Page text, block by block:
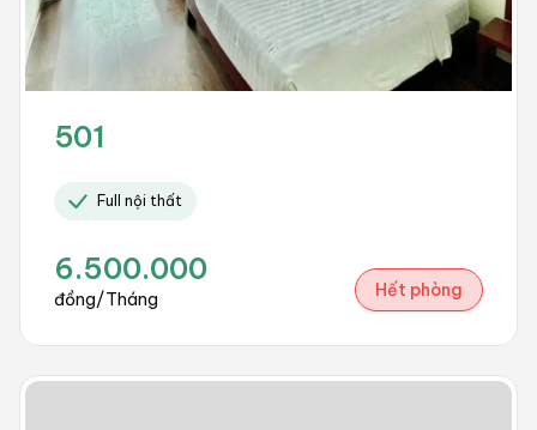
501
Full nội thất
6.500.000
đồng/Tháng Hết phòng